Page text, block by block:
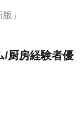
」
/厨房経験者優